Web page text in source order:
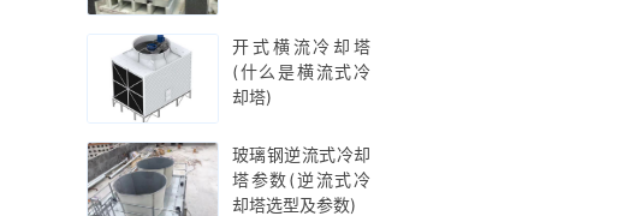
开式横流冷却塔
(什么是横流式冷
却塔)
玻璃钢逆流式冷却
塔参数(逆流式冷
却塔选型及参数)